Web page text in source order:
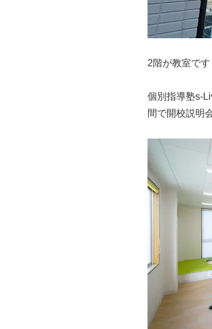
2階が教室で
個別指導塾s-
間で開校説明